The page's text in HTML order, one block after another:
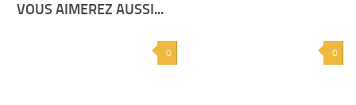
VOUS AIMEREZ AUSSI...
0 0